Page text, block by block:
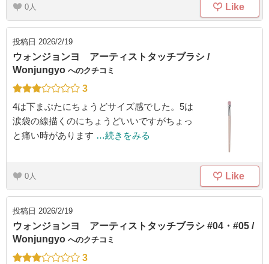
0 Like
投稿日 2026/2/19
ウォンジョンヨ アーティストタッチブラシ /
Wonjungyo へのクチコミ
3
4は下まぶたにちょうどサイズ感でした。5は
涙袋の線描くのにちょうどいいですがちょっ
と痛い時があります …続きをみる
0 Like
投稿日 2026/2/19
ウォンジョンヨ アーティストタッチブラシ #04・#05 /
Wonjungyo へのクチコミ
3